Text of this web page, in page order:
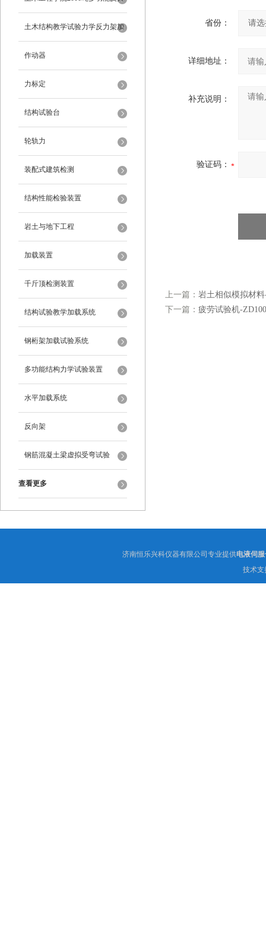
架
土木结构教学试验力学反力架加
载装置
作动器
力标定
结构试验台
轮轨力
装配式建筑检测
结构性能检验装置
岩土与地下工程
加载装置
千斤顶检测装置
结构试验教学加载系统
钢桁架加载试验系统
多功能结构力学试验装置
水平加载系统
反向架
钢筋混凝土梁虚拟受弯试验
查看更多
省份：
详细地址：
补充说明：
验证码：
上一篇： 岩土相似模拟材料
下一篇： 疲劳试验机-ZD100
济南恒乐兴科仪器有限公司专业提供电液伺
技术支